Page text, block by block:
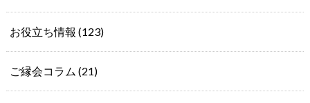
お役立ち情報 (123)
ご縁会コラム (21)